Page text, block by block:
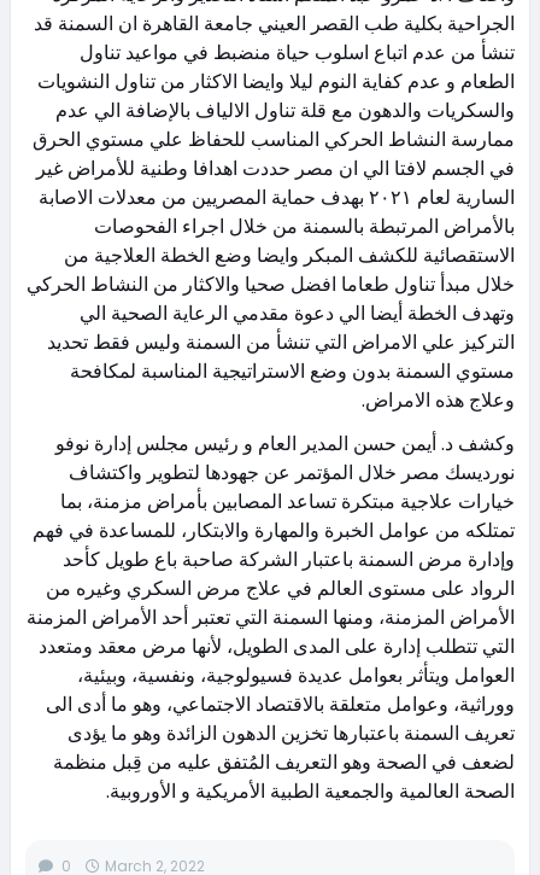
الجراحية بكلية طب القصر العيني جامعة القاهرة ان السمنة قد
تنشأ من عدم اتباع اسلوب حياة منضبط في مواعيد تناول
الطعام و عدم كفاية النوم ليلا وايضا الاكثار من تناول النشويات
والسكريات والدهون مع قلة تناول الالياف بالإضافة الي عدم
ممارسة النشاط الحركي المناسب للحفاظ علي مستوي الحرق
في الجسم لافتا الي ان مصر حددت اهدافا وطنية للأمراض غير
السارية لعام ٢٠٢١ بهدف حماية المصريين من معدلات الاصابة
بالأمراض المرتبطة بالسمنة من خلال اجراء الفحوصات
الاستقصائية للكشف المبكر وايضا وضع الخطة العلاجية من
خلال مبدأ تناول طعاما افضل صحيا والاكثار من النشاط الحركي
وتهدف الخطة أيضا الي دعوة مقدمي الرعاية الصحية الي
التركيز علي الامراض التي تنشأ من السمنة وليس فقط تحديد
مستوي السمنة بدون وضع الاستراتيجية المناسبة لمكافحة
وعلاج هذه الامراض.
وكشف د. أيمن حسن المدير العام و رئيس مجلس إدارة نوفو
نورديسك مصر خلال المؤتمر عن جهودها لتطوير واكتشاف
خيارات علاجية مبتكرة تساعد المصابين بأمراض مزمنة، بما
تمتلكه من عوامل الخبرة والمهارة والابتكار، للمساعدة في فهم
وإدارة مرض السمنة باعتبار الشركة صاحبة باع طويل كأحد
الرواد على مستوى العالم في علاج مرض السكري وغيره من
الأمراض المزمنة، ومنها السمنة التي تعتبر أحد الأمراض المزمنة
التي تتطلب إدارة على المدى الطويل، لأنها مرض معقد ومتعدد
العوامل ويتأثر بعوامل عديدة فسيولوجية، ونفسية، وبيئية،
ووراثية، وعوامل متعلقة بالاقتصاد الاجتماعي، وهو ما أدى الى
تعريف السمنة باعتبارها تخزين الدهون الزائدة وهو ما يؤدى
لضعف في الصحة وهو التعريف المُتفق عليه من قِبل منظمة
الصحة العالمية والجمعية الطبية الأمريكية و الأوروبية.
0 March 2, 2022